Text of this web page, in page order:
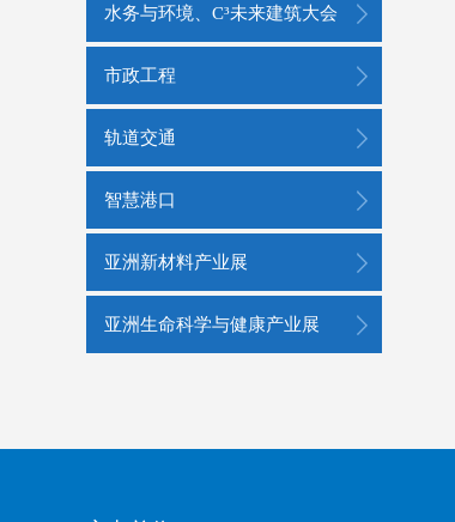
水务与环境、C³未来建筑大会
市政工程
轨道交通
智慧港口
亚洲新材料产业展
亚洲生命科学与健康产业展